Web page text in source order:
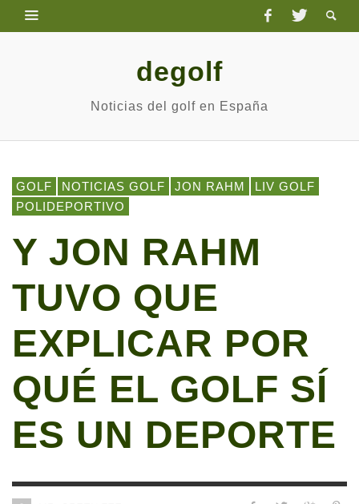
degolf
Noticias del golf en España
GOLF NOTICIAS GOLF JON RAHM
LIV GOLF
POLIDEPORTIVO
Y JON RAHM
TUVO QUE
EXPLICAR POR
QUÉ EL GOLF SÍ
ES UN DEPORTE